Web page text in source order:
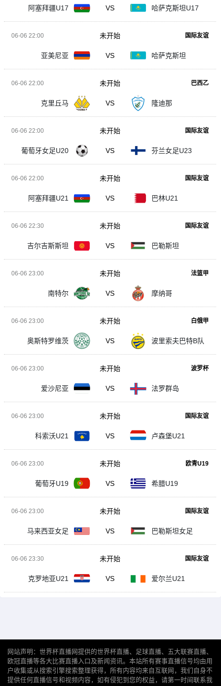
阿塞拜疆U17 VS 哈萨克斯坦U17
06-06 22:00 国际友谊
亚美尼亚 VS 哈萨克斯坦
未开始
06-06 22:00 巴西乙
克里丘马 VS 隆迪那
未开始
06-06 22:00 国际友谊
葡萄牙女足U20 VS 芬兰女足U23
未开始
06-06 22:00 国际友谊
阿塞拜疆U21 VS 巴林U21
未开始
06-06 22:30 国际友谊
吉尔吉斯斯坦 VS 巴勒斯坦
未开始
06-06 23:00 法篮甲
南特尔 VS 摩纳哥
未开始
06-06 23:00 白俄甲
奥斯特罗维茨 VS 波里索夫巴特B队
未开始
06-06 23:00 波罗杯
爱沙尼亚 VS 法罗群岛
未开始
06-06 23:00 国际友谊
科索沃U21 VS 卢森堡U21
未开始
06-06 23:00 欧青U19
葡萄牙U19 VS 希腊U19
未开始
06-06 23:00 国际友谊
马来西亚女足 VS 巴勒斯坦女足
未开始
06-06 23:30 国际友谊
克罗地亚U21 VS 爱尔兰U21
未开始
网站声明：世界杯直播网提供的世界杯直播、足球直播、五大联赛直播、
欧冠直播等各大比赛直播入口及新闻资讯。本站所有赛事直播信号均由用
户收集或从搜索引擎搜索整理获得，所有内容均来自互联网，我们自身不
提供任何直播信号和视频内容，如有侵犯到您的权益，请第一时间联系我